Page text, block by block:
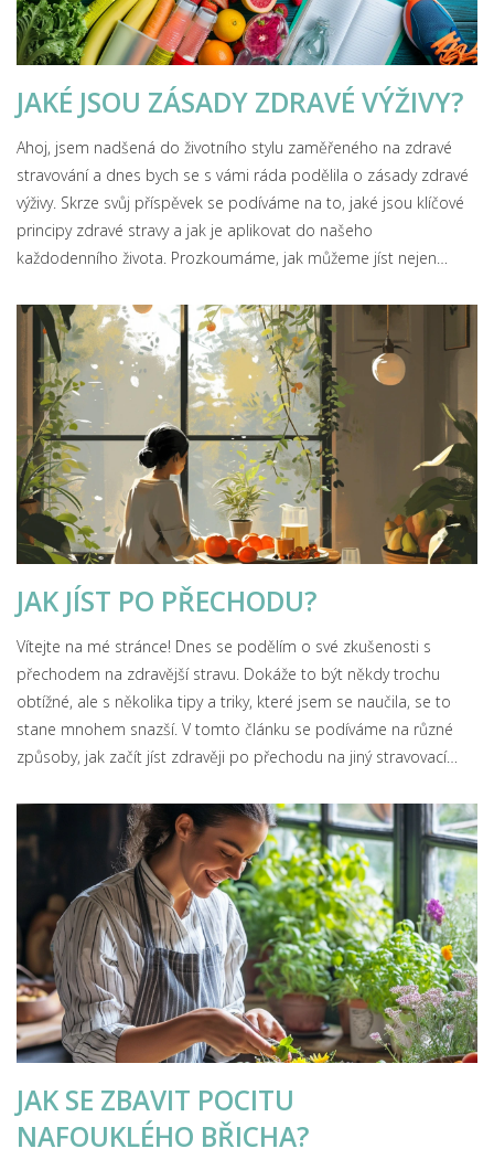
JAKÉ JSOU ZÁSADY ZDRAVÉ VÝŽIVY?
Ahoj, jsem nadšená do životního stylu zaměřeného na zdravé
stravování a dnes bych se s vámi ráda podělila o zásady zdravé
výživy. Skrze svůj příspěvek se podíváme na to, jaké jsou klíčové
principy zdravé stravy a jak je aplikovat do našeho
každodenního života. Prozkoumáme, jak můžeme jíst nejen
dodržíme tyto zásady, naše zdraví a celková pohoda se značně
zlepší. Přeji vám příjemné čtení a jsem zvědavá na vaše
zkušenosti a názory.
JAK JÍST PO PŘECHODU?
Vítejte na mé stránce! Dnes se podělím o své zkušenosti s
přechodem na zdravější stravu. Dokáže to být někdy trochu
obtížné, ale s několika tipy a triky, které jsem se naučila, se to
stane mnohem snazší. V tomto článku se podíváme na různé
způsoby, jak začít jíst zdravěji po přechodu na jiný stravovací
JAK SE ZBAVIT POCITU
NAFOUKLÉHO BŘICHA?